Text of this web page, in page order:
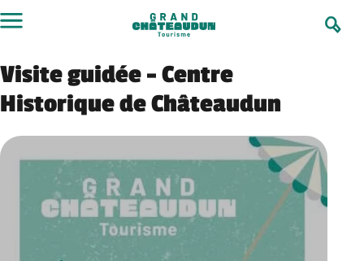
au
Visite guidée – Centre
Historique de Châteaudun